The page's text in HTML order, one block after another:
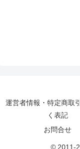
運営者情報・特定商取
く表記
お問合せ
© 2011-